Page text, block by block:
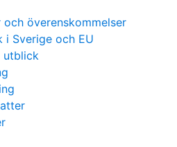
och överenskommelser
i Sverige och EU
utblick